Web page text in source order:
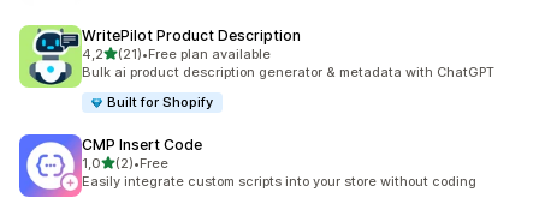
WritePilot Product Description
4,2na 5 gwiazdek
(21)
Łączna liczba recenzji: 21
•Free plan available
Bulk ai product description generator & metadata with ChatGPT
Built for Shopify
CMP Insert Code
1,0na 5 gwiazdek
(2)
Łączna liczba recenzji: 2
•Free
Easily integrate custom scripts into your store without coding